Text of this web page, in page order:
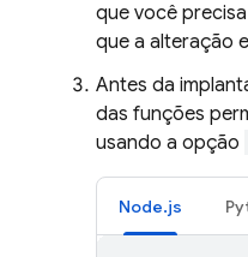
que você
que a alteração
Antes da
das funções
usando a opção
Node.js